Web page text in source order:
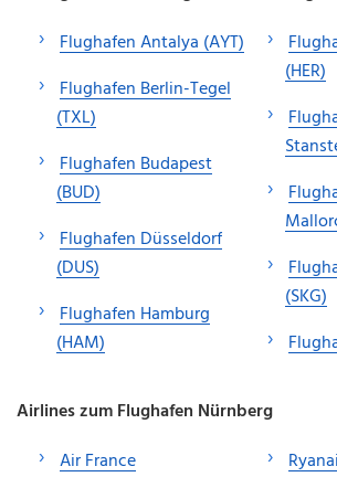
Flughafen Antalya (AYT)
Flughafen Berlin-Tegel
(TXL)
Flughafen Budapest
(BUD)
Flughafen Düsseldorf
(DUS)
Flughafen Hamburg
(HAM)
(HER)
(SKG)
Airlines zum Flughafen Nürnberg
Air France